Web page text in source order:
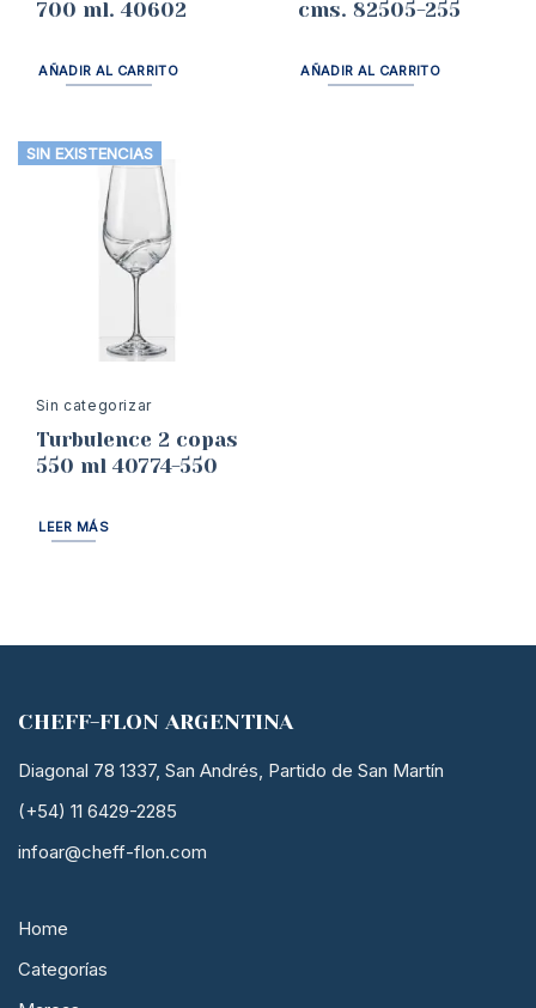
700 ml. 40602
AÑADIR AL CARRITO
cms. 82505-255
AÑADIR AL CARRITO
SIN EXISTENCIAS
Sin categorizar
Turbulence 2 copas
550 ml 40774-550
LEER MÁS
CHEFF-FLON ARGENTINA
Diagonal 78 1337, San Andrés, Partido de San Martín
(+54) 11 6429-2285
infoar@cheff-flon.com
Home
Categorías